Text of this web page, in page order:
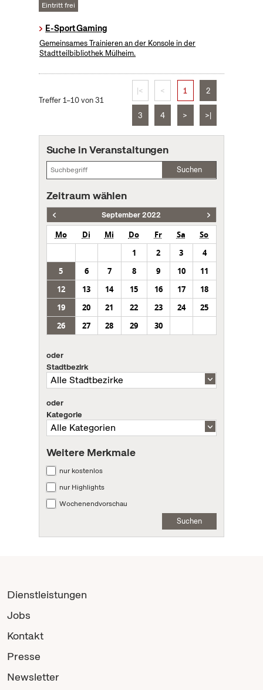
Eintritt frei
E-Sport Gaming
Gemeinsames Trainieren an der Konsole in der
Stadtteilbibliothek Mülheim.
Treffer 1–10 von 31
|< < 1 2
3 4 > >|
Suche in Veranstaltungen
Suchen
Zeitraum wählen
September 2022
Mo Di Mi Do Fr Sa
So
1
2 3
4
5
6 7 8 9 10
11
12
13 14 15 16 17
18
19
20 21 22 23 24
25
26
27 28 29 30
oder
Stadtbezirk
oder
Kategorie
Weitere Merkmale
nur kostenlos
nur Highlights
Wochenendvorschau
Suchen
Dienstleistungen
Jobs
Kontakt
Presse
Newsletter